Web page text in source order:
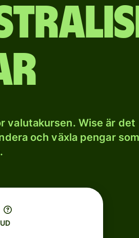
valutakursen. Wise är det
och växla pengar som